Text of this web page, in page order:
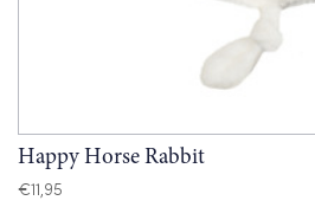
Happy Horse Rabbit
€11,95